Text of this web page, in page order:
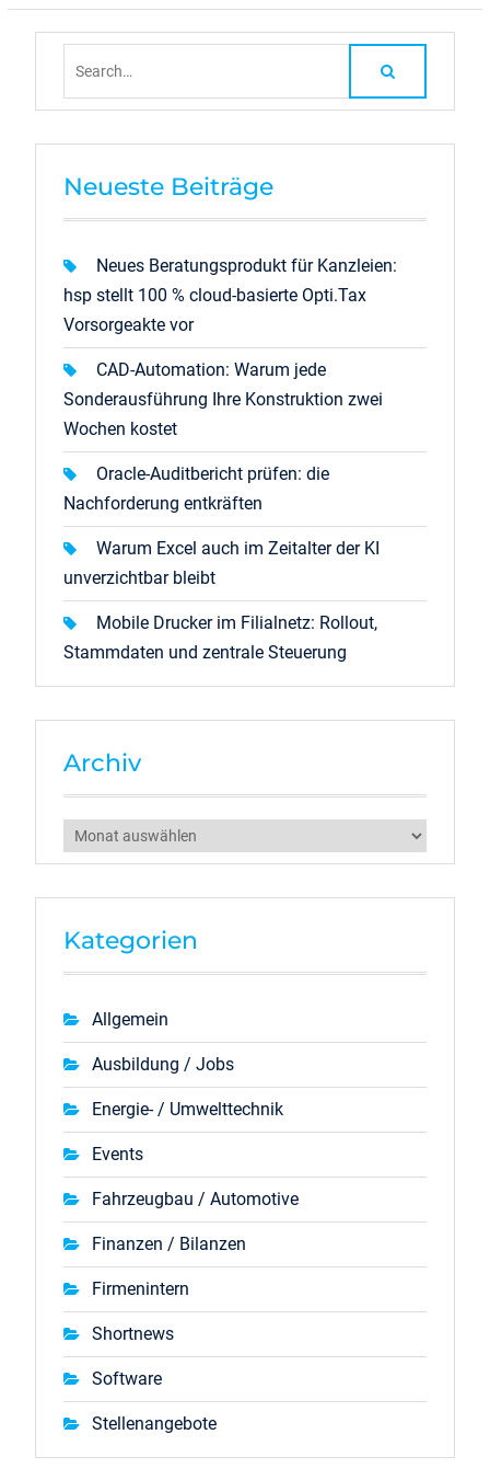
Neueste Beiträge
Neues Beratungsprodukt für Kanzleien:
hsp stellt 100 % cloud-basierte Opti.Tax
Vorsorgeakte vor
CAD-Automation: Warum jede
Sonderausführung Ihre Konstruktion zwei
Wochen kostet
Oracle-Auditbericht prüfen: die
Nachforderung entkräften
Warum Excel auch im Zeitalter der KI
unverzichtbar bleibt
Mobile Drucker im Filialnetz: Rollout,
Stammdaten und zentrale Steuerung
Archiv
Archiv
Kategorien
Allgemein
Ausbildung / Jobs
Energie- / Umwelttechnik
Events
Fahrzeugbau / Automotive
Finanzen / Bilanzen
Firmenintern
Shortnews
Software
Stellenangebote